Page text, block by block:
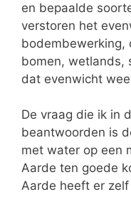
en bepaalde
verstoren het
bodembewerking,
bomen, wetlands,
dat evenwicht
De vraag die ik in
beantwoorden is
met water op een
Aarde ten goede
Aarde heeft er